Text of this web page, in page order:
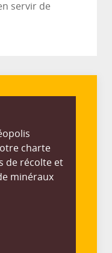
servir de
charte
de récolte et
minéraux